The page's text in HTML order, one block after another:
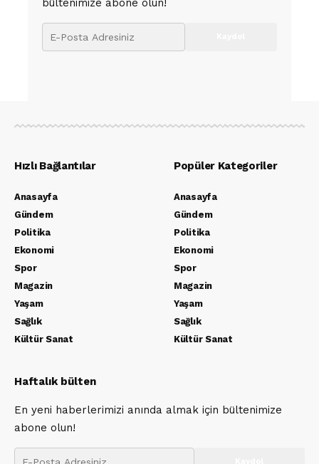
Hızlı Bağlantılar
Anasayfa
Gündem
Politika
Ekonomi
Spor
Magazin
Yaşam
Sağlık
Kültür Sanat
Popüler Kategoriler
Anasayfa
Gündem
Politika
Ekonomi
Spor
Magazin
Yaşam
Sağlık
Kültür Sanat
Haftalık bülten
En yeni haberlerimizi anında almak için bültenimize
abone olun!